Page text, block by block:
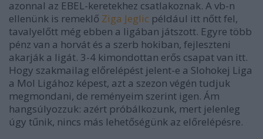
azonnal az EBEL-keretekhez csatlakoznak. A vb-n
ellenünk is remeklő Ziga Jeglic például itt nőtt fel,
tavalyelőtt még ebben a ligában játszott. Egyre több
pénz van a horvát és a szerb hokiban, fejleszteni
akarják a ligát. 3-4 kimondottan erős csapat van itt.
Hogy szakmailag előrelépést jelent-e a Slohokej Liga
a Mol Ligához képest, azt a szezon végén tudjuk
megmondani, de reményeim szerint igen. Ám
hangsúlyozzuk: azért próbálkozunk, mert jelenleg
úgy tűnik, nincs más lehetőségünk az előrelépésre.